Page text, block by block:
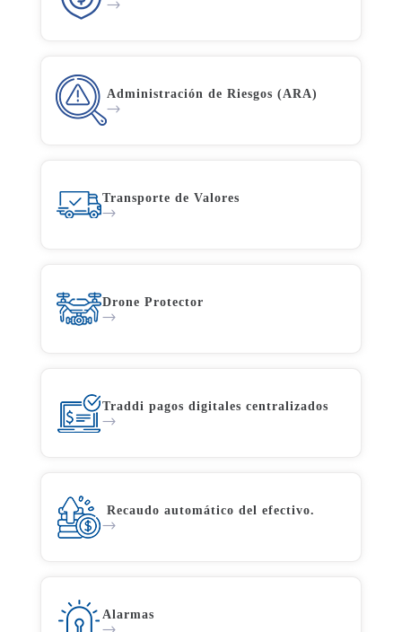
Administración de Riesgos (ARA)
Transporte de Valores
Drone Protector
Traddi pagos digitales centralizados
Recaudo automático del efectivo.
Alarmas